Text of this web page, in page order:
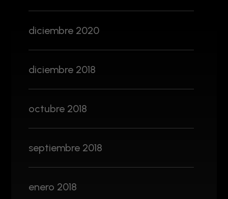
diciembre 2020
diciembre 2018
octubre 2018
septiembre 2018
enero 2018